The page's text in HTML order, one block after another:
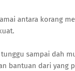
antara korang
sampai dah
bantuan dari yang